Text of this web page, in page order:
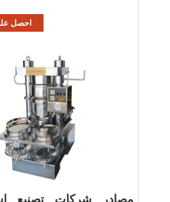
احصل
مصادر شركات تصنيع